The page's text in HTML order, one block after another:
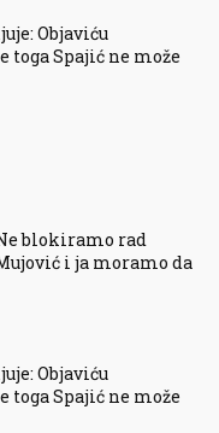
Objaviću
toga Spajić ne može
blokiramo rad
i ja moramo da
Objaviću
toga Spajić ne može